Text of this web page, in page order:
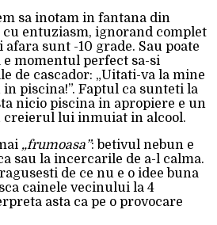
sa inotam in fantana din
cu entuziasm, ignorand complet
sunt -10 grade. Sau poate
e momentul perfect sa-si
de cascador: „Uitati-va la mine
piscina!”. Faptul ca sunteti la
nicio piscina in apropiere e un
lui inmuiat in alcool.
„frumoasa”: betivul nebun e
sau la incercarile de a-l calma.
de ce nu e o idee buna
cainele vecinului la 4
asta ca pe o provocare